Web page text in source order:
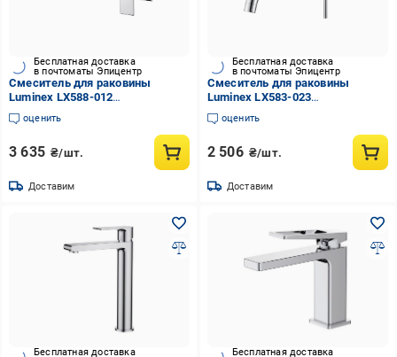
Бесплатная доставка
в почтоматы Эпицентр
Смеситель для раковины
Luminex LX588-012
однорычажный Хром
глянцевый (EA-LX588-012)
оценить
3 635 ₴/шт.
Доставим
Бесплатная доставка
в почтоматы Эпицентр
Смеситель для раковины
Luminex LX583-023
однорычажный Хром
глянцевый (EA-LX583-023)
оценить
2 506 ₴/шт.
Доставим
Бесплатная доставка
Бесплатная доставка